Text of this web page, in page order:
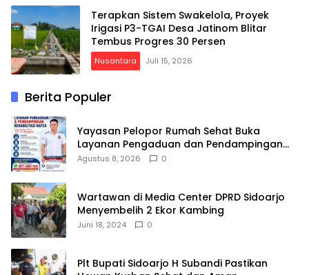
Terapkan Sistem Swakelola, Proyek
Irigasi P3-TGAI Desa Jatinom Blitar
Tembus Progres 30 Persen
Nusantara Juli 15, 2026
Berita Populer
Yayasan Pelopor Rumah Sehat Buka
Layanan Pengaduan dan Pendampingan
Rehabilitasi NAPZA 24 Jam
Agustus 8, 2026 0
Wartawan di Media Center DPRD Sidoarjo
Menyembelih 2 Ekor Kambing
Juni 18, 2024 0
Plt Bupati Sidoarjo H Subandi Pastikan